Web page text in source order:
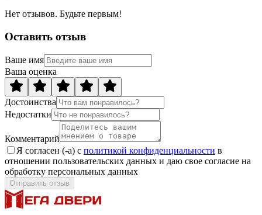
Нет отзывов. Будьте первым!
Оставить отзыв
Ваше имя
Ваша оценка
Достоинства
Недостатки
Комментарий
Я согласен (-а) с политикой конфиденциальности в
отношении пользовательских данных и даю свое согласие на
обработку персональных данных
Отправить отзыв